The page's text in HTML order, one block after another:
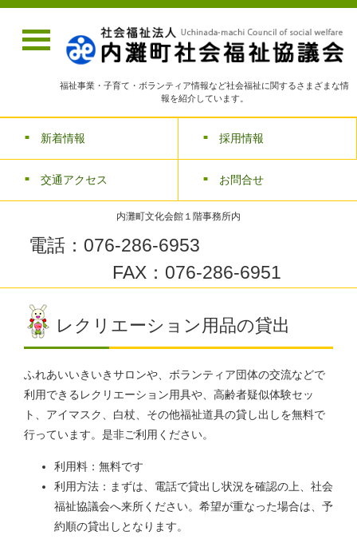
福祉事業・子育て・ボランティア情報など社会福祉に関するさまざまな情
報を紹介しています。
新着情報 採用情報
交通アクセス お問合せ
内灘町文化会館１階事務所内
電話：076-286-6953
FAX：076-286-6951
レクリエーション用品の貸出
ふれあいいきいきサロンや、ボランティア団体の交流などで
利用できるレクリエーション用具や、高齢者疑似体験セッ
ト、アイマスク、白杖、その他福祉道具の貸し出しを無料で
行っています。是非ご利用ください。
利用料：無料です
利用方法：まずは、電話で貸出し状況を確認の上、社会
福祉協議会へ来所ください。希望が重なった場合は、予
約順の貸出しとなります。